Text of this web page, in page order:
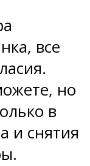
все
но
в
и снятия